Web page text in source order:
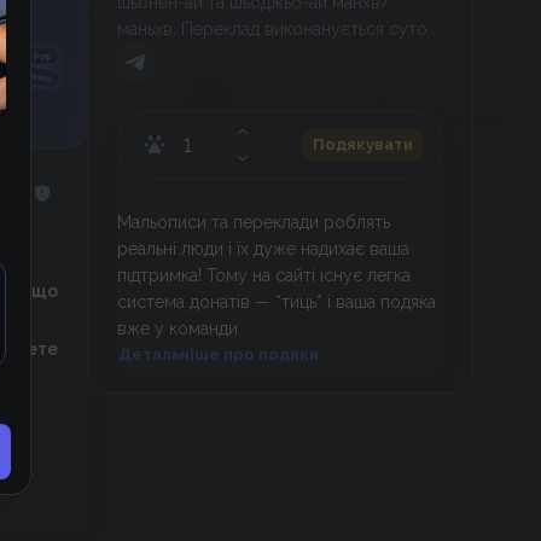
Якщо
маньхв. Переклад виконанується суто в
ознайомчих цілях.
Подякувати
Мальописи та переклади роблять
реальні люди і їх дуже надихає ваша
підтримка! Тому на сайті існує легка
система донатів — *тиць* і ваша подяка
вже у команди.
Детальніше про подяки